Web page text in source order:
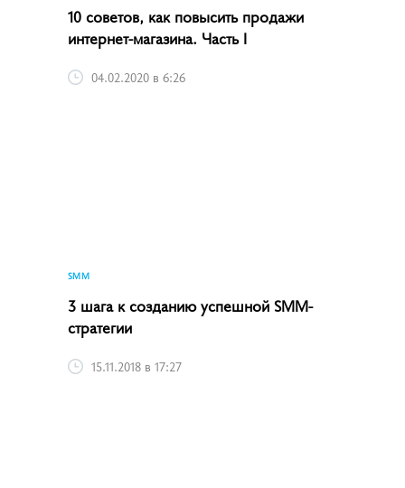
ИНФОСПУТНИК, МАРКЕТИНГ, ПОЛЕЗНОЕ, ПОПУЛЯРНЫЕ
ТЕМЫ
10 советов, как повысить продажи
интернет-магазина. Часть I
SMM
3 шага к созданию успешной SMM-
стратегии